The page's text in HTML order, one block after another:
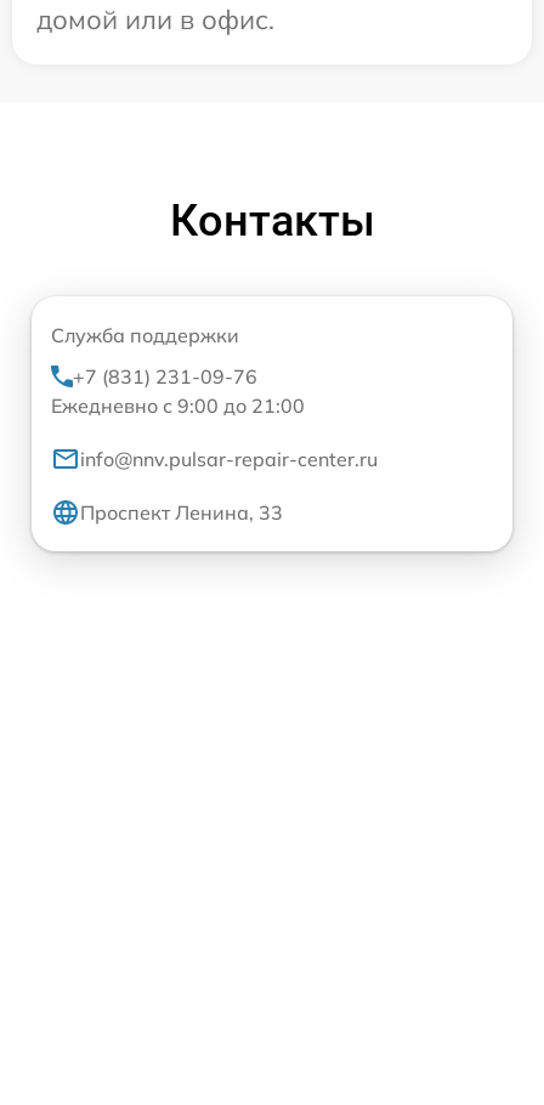
домой или в офис.
Контакты
Служба поддержки
+7 (831) 231-09-76
Ежедневно с 9:00 до 21:00
info@nnv.pulsar-repair-center.ru
Проспект Ленина, 33